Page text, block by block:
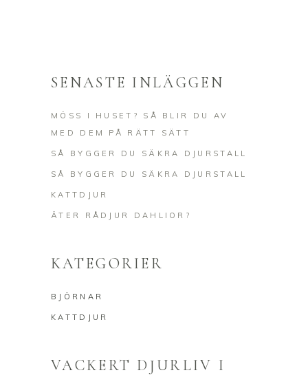
SENASTE INLÄGGEN
MÖSS I HUSET? SÅ BLIR DU AV
MED DEM PÅ RÄTT SÄTT
SÅ BYGGER DU SÄKRA DJURSTALL
SÅ BYGGER DU SÄKRA DJURSTALL
KATTDJUR
ÄTER RÅDJUR DAHLIOR?
KATEGORIER
BJÖRNAR
KATTDJUR
VACKERT DJURLIV I